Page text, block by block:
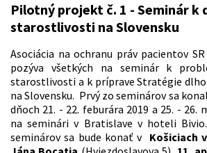
Pilotný projekt č. 1 - Seminár k
starostlivosti na Slovensku
Asociácia na ochranu práv pacientov SR
pozýva všetkých na seminár k
starostlivosti a k príprave Stratégie
na Slovensku. Prvý zo seminárov sa
dňoch 21. - 22. feburára 2019 a 25. - 26.
na seminári v Bratislave v hoteli
seminárov sa bude konať v Košiciach